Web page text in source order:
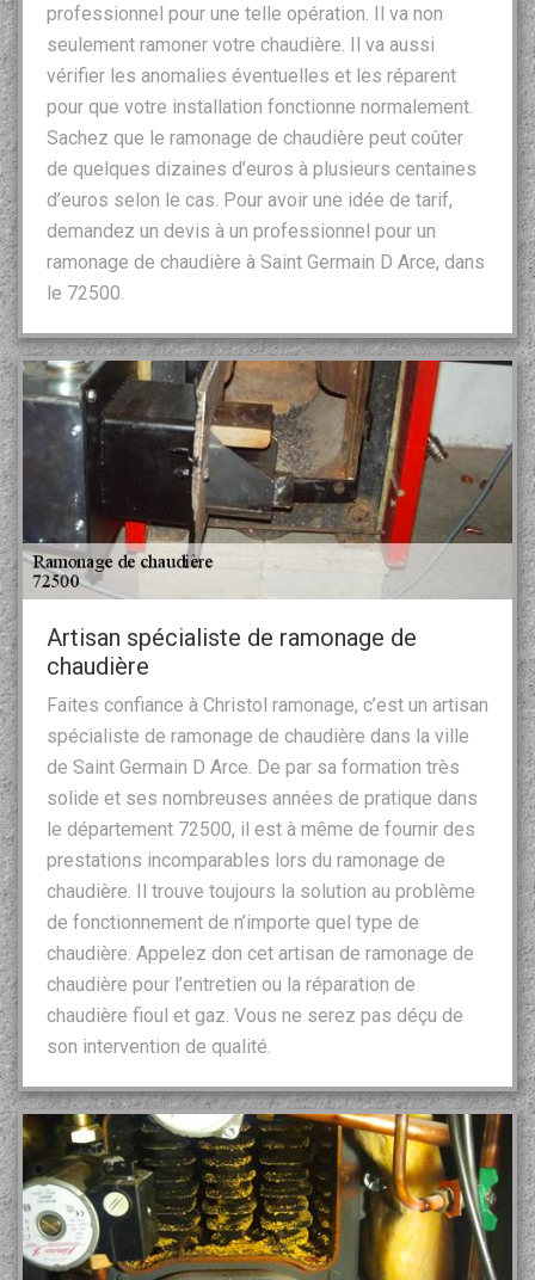
professionnel pour une telle opération. Il va non
seulement ramoner votre chaudière. Il va aussi
vérifier les anomalies éventuelles et les réparent
pour que votre installation fonctionne normalement.
Sachez que le ramonage de chaudière peut coûter
de quelques dizaines d’euros à plusieurs centaines
d’euros selon le cas. Pour avoir une idée de tarif,
demandez un devis à un professionnel pour un
ramonage de chaudière à Saint Germain D Arce, dans
le 72500.
Artisan spécialiste de ramonage de
chaudière
Faites confiance à Christol ramonage, c’est un artisan
spécialiste de ramonage de chaudière dans la ville
de Saint Germain D Arce. De par sa formation très
solide et ses nombreuses années de pratique dans
le département 72500, il est à même de fournir des
prestations incomparables lors du ramonage de
chaudière. Il trouve toujours la solution au problème
de fonctionnement de n’importe quel type de
chaudière. Appelez don cet artisan de ramonage de
chaudière pour l’entretien ou la réparation de
chaudière fioul et gaz. Vous ne serez pas déçu de
son intervention de qualité.